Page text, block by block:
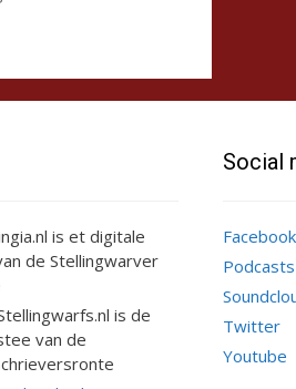
is et digitale
de Stellingwarver
is de
van de
Social
Facebook
Podcasts
Twitter
Youtube